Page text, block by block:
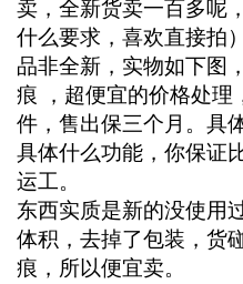
卖，全新货卖一百多呢
什么要求，喜欢直接拍
品非全新，实物如下图
痕 ，超便宜的价格处理
件，售出保三个月。具
具体什么功能，你保证
运工。
东西实质是新的没使用
体积，去掉了包装，货
痕，所以便宜卖。